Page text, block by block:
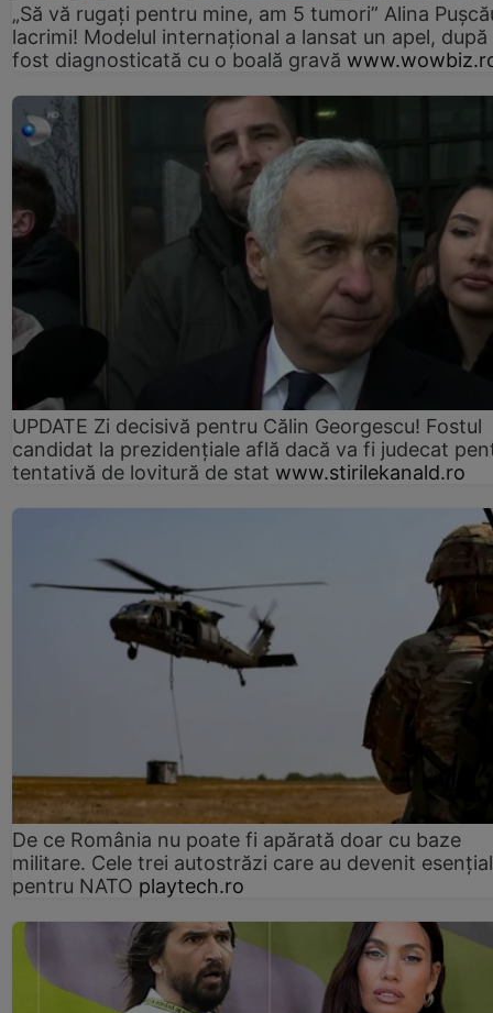
„Să vă rugați pentru mine, am 5 tumori” Alina
lacrimi! Modelul internațional a lansat un apel, după
fost diagnosticată cu o boală gravă
UPDATE Zi decisivă pentru Călin Georgescu! Fostul
candidat la prezidențiale află dacă va fi judecat
tentativă de lovitură de stat www.stirilekanald.ro
De ce România nu poate fi apărată doar cu baze
militare. Cele trei autostrăzi care au devenit
pentru NATO playtech.ro